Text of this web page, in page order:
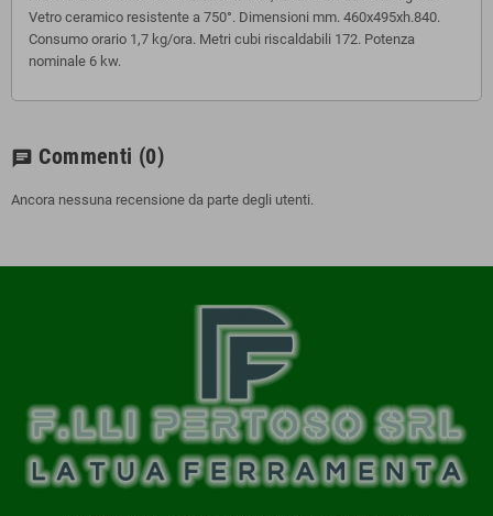
Vetro ceramico resistente a 750°. Dimensioni mm. 460x495xh.840.
Consumo orario 1,7 kg/ora. Metri cubi riscaldabili 172. Potenza
nominale 6 kw.
chat Commenti (0)
Ancora nessuna recensione da parte degli utenti.